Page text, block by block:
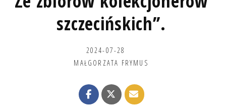
szczecińskich’’.
2024-07-28
MAŁGORZATA FRYMUS